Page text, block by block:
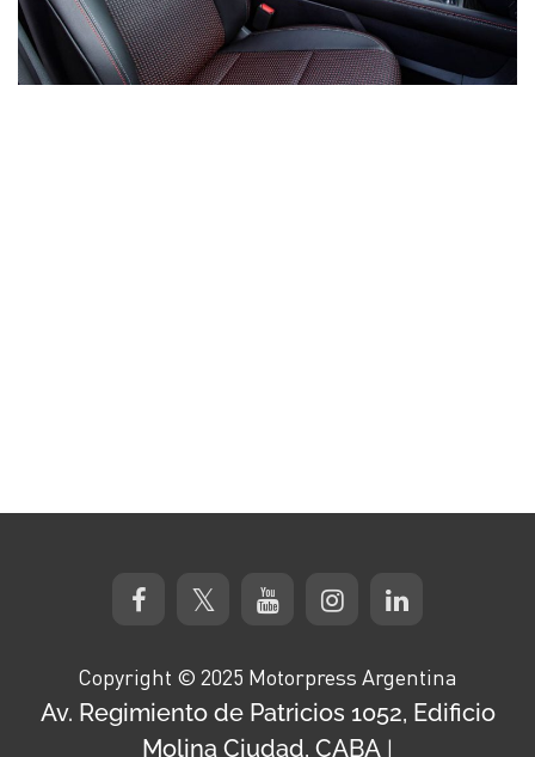
Copyright © 2025 Motorpress Argentina
Av. Regimiento de Patricios 1052, Edificio
Molina Ciudad, CABA |